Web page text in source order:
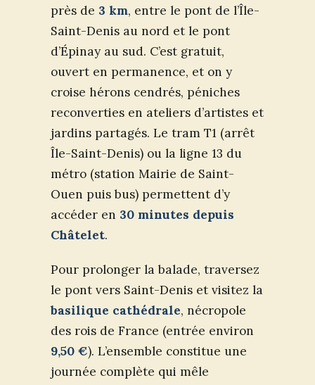
près de 3 km, entre le pont de l’Île-
Saint-Denis au nord et le pont
d’Épinay au sud. C’est gratuit,
ouvert en permanence, et on y
croise hérons cendrés, péniches
reconverties en ateliers d’artistes et
jardins partagés. Le tram T1 (arrêt
Île-Saint-Denis) ou la ligne 13 du
métro (station Mairie de Saint-
Ouen puis bus) permettent d’y
accéder en 30 minutes depuis
Châtelet.
Pour prolonger la balade, traversez
le pont vers Saint-Denis et visitez la
basilique cathédrale, nécropole
des rois de France (entrée environ
9,50 €). L’ensemble constitue une
journée complète qui mêle